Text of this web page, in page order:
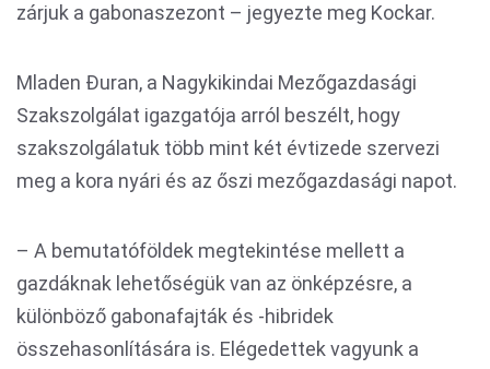
zárjuk a gabonaszezont – jegyezte meg Kockar.
Mladen Đuran, a Nagykikindai Mezőgazdasági
Szakszolgálat igazgatója arról beszélt, hogy
szakszolgálatuk több mint két évtizede szervezi
meg a kora nyári és az őszi mezőgazdasági napot.
– A bemutatóföldek megtekintése mellett a
gazdáknak lehetőségük van az önképzésre, a
különböző gabonafajták és -hibridek
összehasonlítására is. Elégedettek vagyunk a